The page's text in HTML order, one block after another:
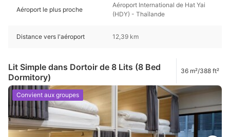
Aéroport le plus proche
Aéroport International de Hat Yai
(HDY) - Thaïlande
Distance vers l'aéroport 12,39 km
Lit Simple dans Dortoir de 8 Lits (8 Bed
Dormitory)
36 m²/388 ft²
Convient aux groupes